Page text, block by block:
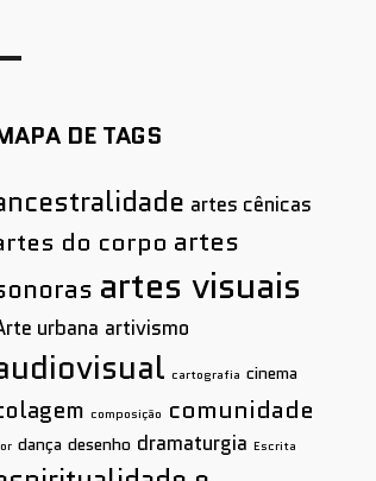
DE TAGS
artes cênicas
do corpo artes
artes visuais
urbana artivismo
cartografia cinema
composição comunidade
dança desenho dramaturgia Escrita